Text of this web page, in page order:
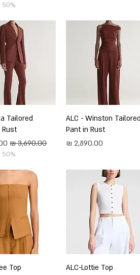
50%
תצוגה מהירה
ALC - Winston
Pant in Rust
מחיר
תצוגה
Tailored
Rust
מחיר רגיל‏3,690.00 ‏₪
50%
תצוגה מהירה
ALC-Lottie Top
תצוגה
Top